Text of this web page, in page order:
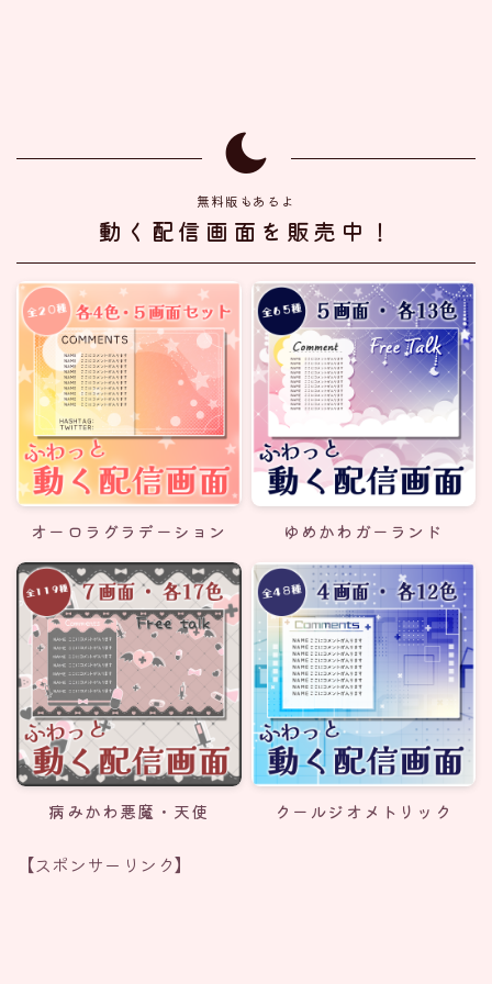
無料版もあるよ
動く配信画面を販売中！
オーロラグラデーション ゆめかわガーランド
病みかわ悪魔・天使 クールジオメトリック
【スポンサーリンク】